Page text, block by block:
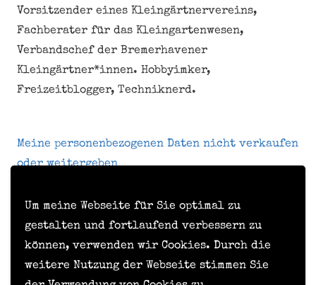
Um meine Webseite für Sie optimal zu
gestalten und fortlaufend verbessern zu
können, verwenden wir Cookies. Durch die
weitere Nutzung der Webseite stimmen Sie
Vorsitzender eines Kleingärtnervereins,
Fachberater für das Kleingartenwesen,
Verbandschef der Bremerhavener
Kleingärtner*innen. Hobbyimker,
Freizeitblogger, Techniknerd.
Meine personenbezogenen Daten nicht verkaufen
oder weitergeben
Impressum